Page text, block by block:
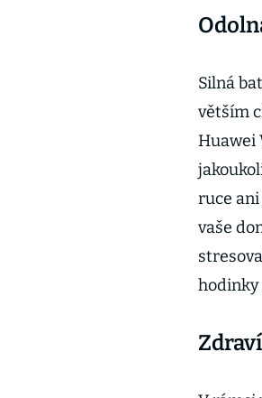
Silná
větším
Huawei
ruce
vaše
hodinky